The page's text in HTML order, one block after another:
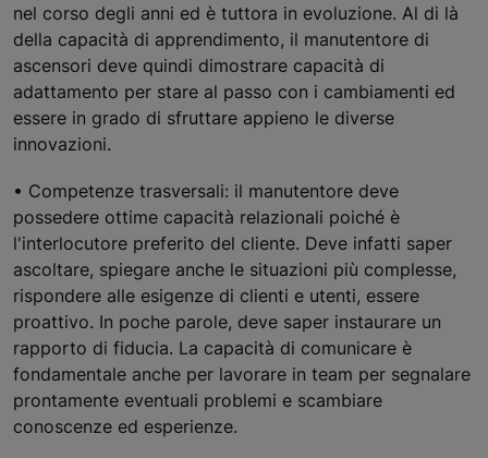
nel corso degli anni ed è tuttora in evoluzione. Al di là
della capacità di apprendimento, il manutentore di
ascensori deve quindi dimostrare capacità di
adattamento per stare al passo con i cambiamenti ed
essere in grado di sfruttare appieno le diverse
innovazioni.
• Competenze trasversali: il manutentore deve
possedere ottime capacità relazionali poiché è
l'interlocutore preferito del cliente. Deve infatti saper
ascoltare, spiegare anche le situazioni più complesse,
rispondere alle esigenze di clienti e utenti, essere
proattivo. In poche parole, deve saper instaurare un
rapporto di fiducia. La capacità di comunicare è
fondamentale anche per lavorare in team per segnalare
prontamente eventuali problemi e scambiare
conoscenze ed esperienze.